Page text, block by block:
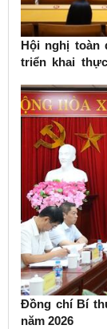
Hội nghị toàn
triển khai
Đồng chí Bí
năm 2026